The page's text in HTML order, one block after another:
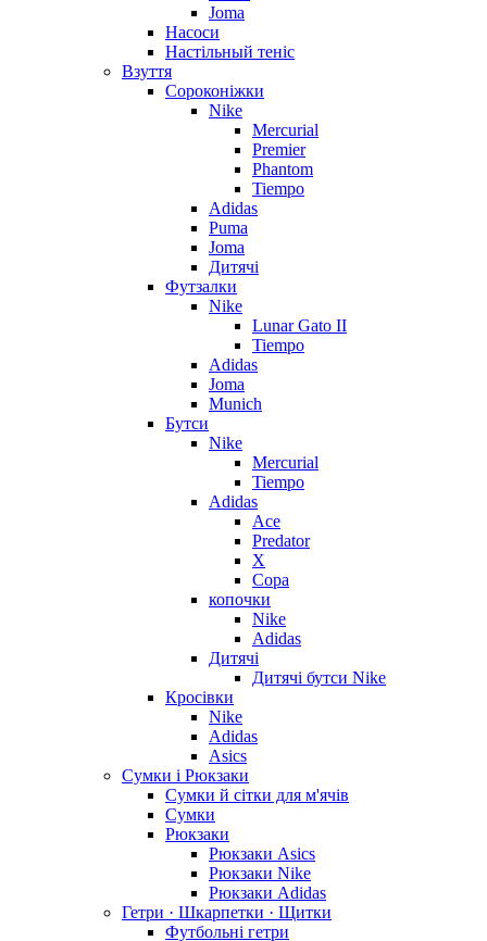
Joma
Насоси
Настільный теніс
Взуття
Сороконіжки
Nike
Mercurial
Premier
Phantom
Tiempo
Adidas
Puma
Joma
Дитячі
Футзалки
Nike
Lunar Gato II
Tiempo
Adidas
Joma
Munich
Бутси
Nike
Mercurial
Tiempo
Adidas
Ace
Predator
X
Copa
копочки
Nike
Adidas
Дитячі
Дитячі бутси Nike
Кросівки
Nike
Adidas
Asics
Сумки і Рюкзаки
Сумки й сітки для м'ячів
Сумки
Рюкзаки
Рюкзаки Asics
Рюкзаки Nike
Рюкзаки Adidas
Гетри · Шкарпетки · Щитки
Футбольні гетри